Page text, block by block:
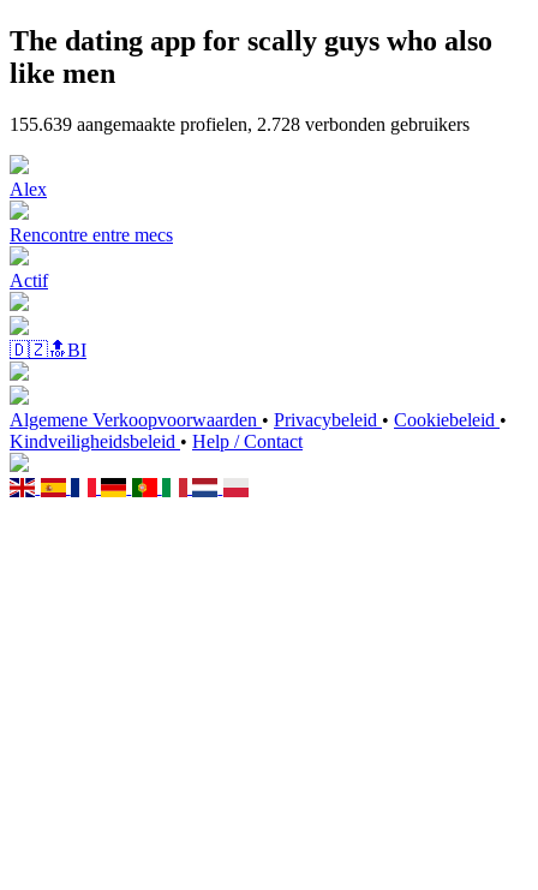
The dating app for scally guys who also
like men
155.639 aangemaakte profielen, 2.728 verbonden gebruikers
Alex
Rencontre entre mecs
Actif
🇩🇿🔝BI
Algemene Verkoopvoorwaarden • Privacybeleid • Cookiebeleid •
Kindveiligheidsbeleid • Help / Contact